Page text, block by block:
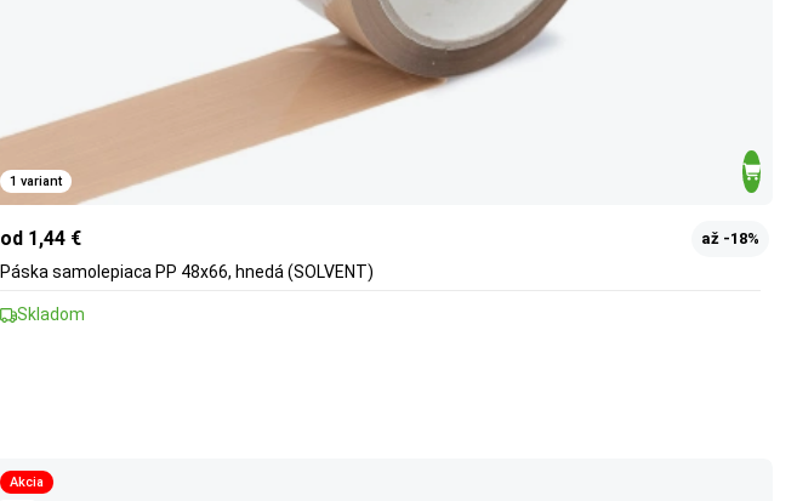
1 variant
od 1,44 € až -18%
Páska samolepiaca PP 48x66, hnedá (SOLVENT)
Skladom
Akcia